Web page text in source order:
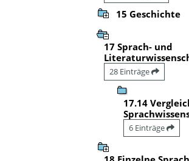
15 Geschichte
17 Sprach- und
28 Einträge
17.14
6 Einträge